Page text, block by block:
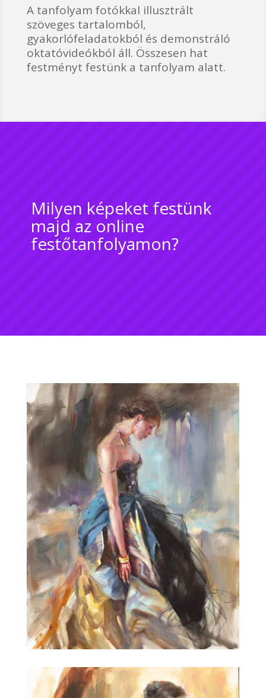
A tanfolyam fotókkal illusztrált
szöveges tartalomból,
gyakorlófeladatokból és demonstráló
oktatóvideókból áll. Összesen hat
festményt festünk a tanfolyam alatt.
Milyen képeket festünk
majd az online
festőtanfolyamon?